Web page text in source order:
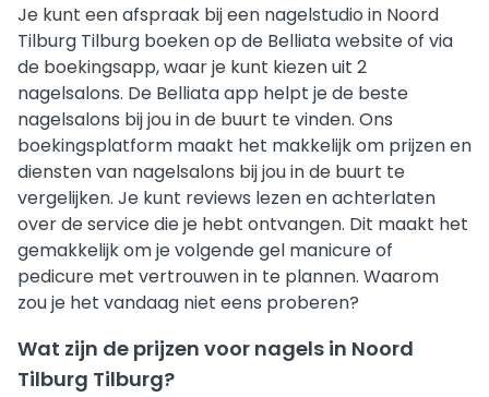
Je kunt een afspraak bij een nagelstudio in Noord
Tilburg Tilburg boeken op de Belliata website of via
de boekingsapp, waar je kunt kiezen uit 2
nagelsalons. De Belliata app helpt je de beste
nagelsalons bij jou in de buurt te vinden. Ons
boekingsplatform maakt het makkelijk om prijzen en
diensten van nagelsalons bij jou in de buurt te
vergelijken. Je kunt reviews lezen en achterlaten
over de service die je hebt ontvangen. Dit maakt het
gemakkelijk om je volgende gel manicure of
pedicure met vertrouwen in te plannen. Waarom
zou je het vandaag niet eens proberen?
Wat zijn de prijzen voor nagels in Noord
Tilburg Tilburg?